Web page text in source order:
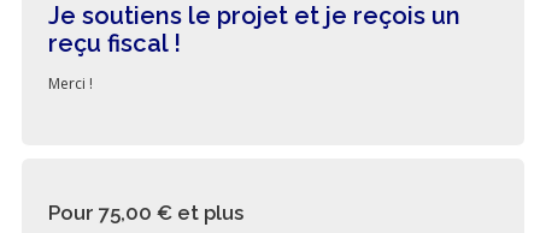
Je soutiens le projet et je reçois un
reçu fiscal !
Merci !
Pour 75,00 € et plus